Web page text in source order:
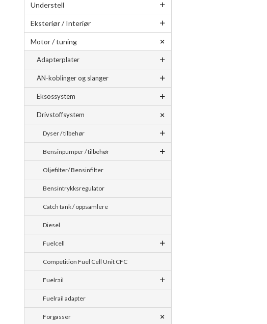
Understell
Eksteriør / Interiør
Motor / tuning
Adapterplater
AN-koblinger og slanger
Eksossystem
Drivstoffsystem
Dyser / tilbehør
Bensinpumper / tilbehør
Oljefilter/ Bensinfilter
Bensintrykksregulator
Catch tank / oppsamlere
Diesel
Fuelcell
Competition Fuel Cell Unit CFC
Fuelrail
Fuelrail adapter
Forgasser